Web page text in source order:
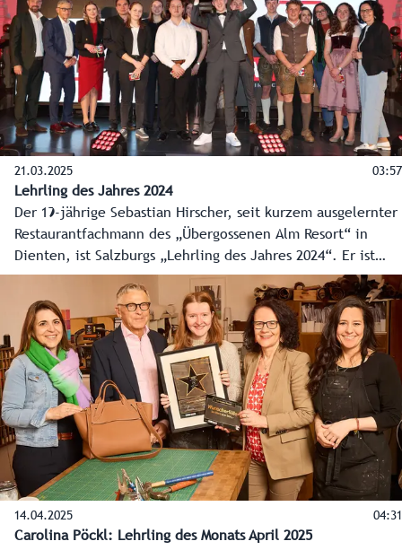
21.03.2025 03:57
Lehrling des Jahres 2024
Der 19-jährige Sebastian Hirscher, seit kurzem ausgelernter
Restaurantfachmann des „Übergossenen Alm Resort“ in
Dienten, ist Salzburgs „Lehrling des Jahres 2024“. Er ist
einer der vielen Fachkräfte der Zukunft, für die das Land
auf dem Weg zum lehrlingsfreundlichsten Bundesland in
den vergangenen zehn Jahren rund 17 Millionen Euro
investiert hat.
14.04.2025 04:31
Carolina Pöckl: Lehrling des Monats April 2025